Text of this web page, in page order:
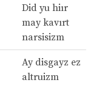
Did yu hiır
may kavırt
narsisizm
Ay disgayz ez
altruizm